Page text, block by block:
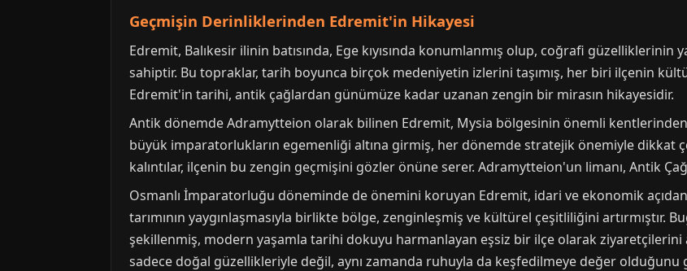
Geçmişin Derinliklerinden Edremit'in Hikayesi
Edremit, Balıkesir ilinin batısında, Ege kıyısında konumlanmış olup, coğrafi güzelliklerinin
sahiptir. Bu topraklar, tarih boyunca birçok medeniyetin izlerini taşımış, her biri ilçenin
Edremit'in tarihi, antik çağlardan günümüze kadar uzanan zengin bir mirasın hikayesidir.
Antik dönemde Adramytteion olarak bilinen Edremit, Mysia bölgesinin önemli
büyük imparatorlukların egemenliği altına girmiş, her dönemde stratejik önemiyle dikkat
kalıntılar, ilçenin bu zengin geçmişini gözler önüne serer. Adramytteion'un limanı, Antik
Osmanlı İmparatorluğu döneminde de önemini koruyan Edremit, idari ve ekonomik
tarımının yaygınlaşmasıyla birlikte bölge, zenginleşmiş ve kültürel çeşitliliğini artırmıştır.
şekillenmiş, modern yaşamla tarihi dokuyu harmanlayan eşsiz bir ilçe olarak ziyaretçilerini
sadece doğal güzellikleriyle değil, aynı zamanda ruhuyla da keşfedilmeye değer olduğunu